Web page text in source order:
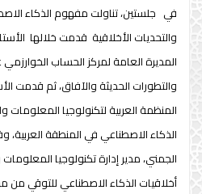
في جلستين، تناولت مفهوم الذكاء
والتحديات الأخلاقية قدمت خلالها
المديرة العامة لمركز الحساب
والتطورات الحديثة والآفاق، ثم قدمت
المنظمة العربية لتكنولوجيا
الذكاء الاصطناعي في المنطقة العربية،
الجمني، مدير إدارة تكنولوجيا
أخلاقيات الذكاء الاصطناعي للتوقي